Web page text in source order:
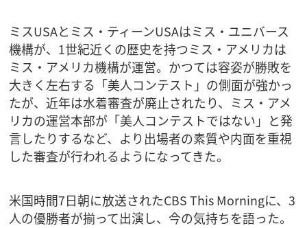
ミスUSAとミス・ティーンUSAはミス・ユニバース
機構が、1世紀近くの歴史を持つミス・アメリカは
ミス・アメリカ機構が運営。かつては容姿が勝敗を
大きく左右する「美人コンテスト」の側面が強かっ
たが、近年は水着審査が廃止されたり、ミス・アメ
リカの運営本部が「美人コンテストではない」と発
言したりするなど、より出場者の素質や内面を重視
した審査が行われるようになってきた。
米国時間7日朝に放送されたCBS This Morningに、3
人の優勝者が揃って出演し、今の気持ちを語った。